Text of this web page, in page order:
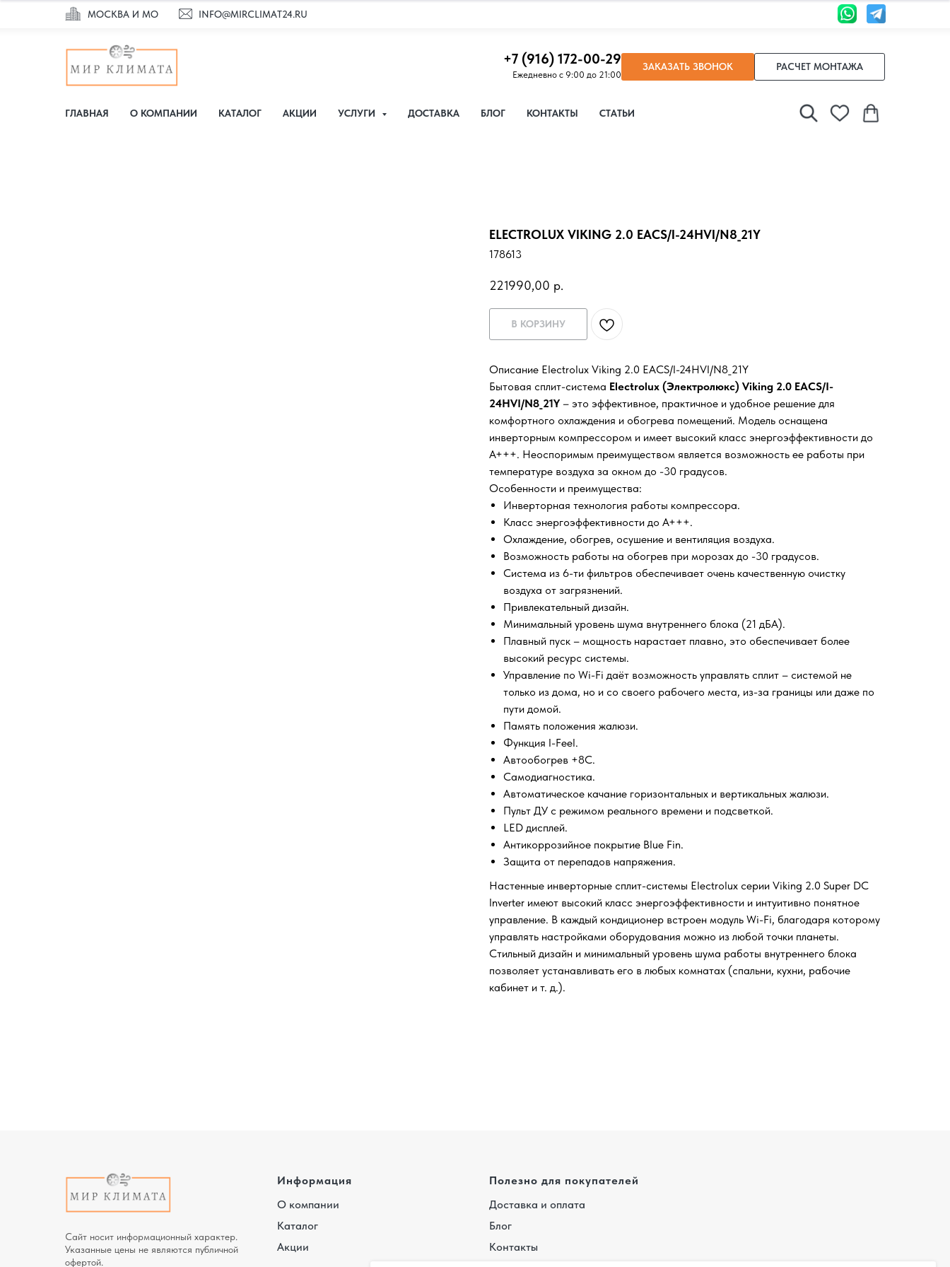
МОСКВА И МО INFO@MIRCLIMAT24.RU
+7 (916) 172-00-29
Ежедневно с 9:00 до 21:00
ЗАКАЗАТЬ ЗВОНОК РАСЧЕТ МОНТАЖА
ГЛАВНАЯ О КОМПАНИИ КАТАЛОГ АКЦИИ УСЛУГИ ДОСТАВКА БЛОГ КОНТАКТЫ СТАТЬИ
ELECTROLUX VIKING 2.0 EACS/I-24HVI/N8_21Y
178613
221990,00 р.
В КОРЗИНУ
Описание Electrolux Viking 2.0 EACS/I-24HVI/N8_21Y
Бытовая сплит-система Electrolux (Электролюкс) Viking 2.0 EACS/I-
24HVI/N8_21Y – это эффективное, практичное и удобное решение для
комфортного охлаждения и обогрева помещений. Модель оснащена
инверторным компрессором и имеет высокий класс энергоэффективности до
А+++. Неоспоримым преимуществом является возможность ее работы при
температуре воздуха за окном до -30 градусов.
Особенности и преимущества:
Инверторная технология работы компрессора.
Класс энергоэффективности до А+++.
Охлаждение, обогрев, осушение и вентиляция воздуха.
Возможность работы на обогрев при морозах до -30 градусов.
Система из 6-ти фильтров обеспечивает очень качественную очистку
воздуха от загрязнений.
Привлекательный дизайн.
Минимальный уровень шума внутреннего блока (21 дБА).
Плавный пуск – мощность нарастает плавно, это обеспечивает более
высокий ресурс системы.
Управление по Wi-Fi даёт возможность управлять сплит – системой не
только из дома, но и со своего рабочего места, из-за границы или даже по
пути домой.
Память положения жалюзи.
Функция I-Feel.
Автообогрев +8С.
Самодиагностика.
Автоматическое качание горизонтальных и вертикальных жалюзи.
Пульт ДУ с режимом реального времени и подсветкой.
LED дисплей.
Антикоррозийное покрытие Blue Fin.
Защита от перепадов напряжения.
Настенные инверторные сплит-системы Electrolux серии Viking 2.0 Super DC
Inverter имеют высокий класс энергоэффективности и интуитивно понятное
управление. В каждый кондиционер встроен модуль Wi-Fi, благодаря которому
управлять настройками оборудования можно из любой точки планеты.
Стильный дизайн и минимальный уровень шума работы внутреннего блока
позволяет устанавливать его в любых комнатах (спальни, кухни, рабочие
кабинет и т. д.).
Сайт носит информационный характер.
Указанные цены не являются публичной
офертой.
Информация
О компании
Каталог
Акции
Полезно для покупателей
Доставка и оплата
Блог
Контакты